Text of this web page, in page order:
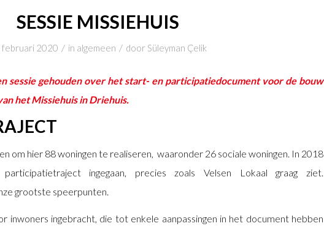
SESSIE MISSIEHUIS
februari 2020 / in algemeen / door Süleyman Çelik
sessie gehouden over het start- en participatiedocument voor de bouw
het Missiehuis in Driehuis.
om hier 88 woningen te realiseren, waaronder 26 sociale woningen. In 2018
ingegaan, precies zoals Velsen Lokaal graag ziet.
grootste speerpunten.
inwoners ingebracht, die tot enkele aanpassingen in het document hebben